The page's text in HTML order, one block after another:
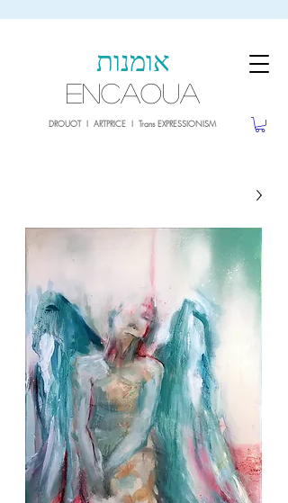
אומנות
ENCAOUA
DROUOT I ARTPRICE I Trans EXPRESSIONISM